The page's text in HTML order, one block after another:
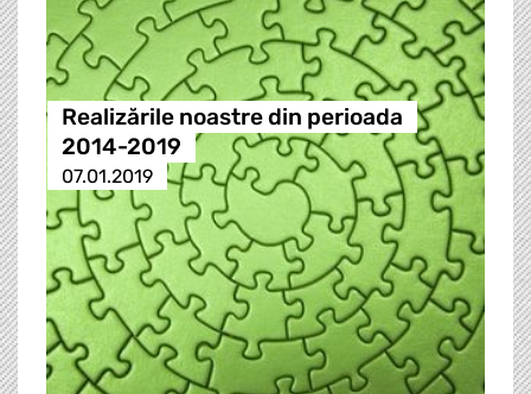
Realizările noastre din perioada
2014-2019
07.01.2019